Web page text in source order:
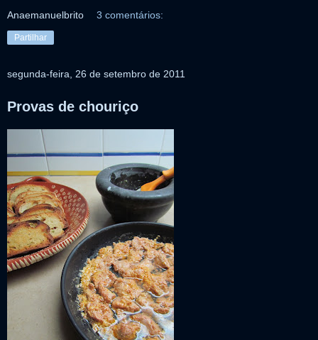
Anaemanuelbrito 3 comentários:
Partilhar
segunda-feira, 26 de setembro de 2011
Provas de chouriço